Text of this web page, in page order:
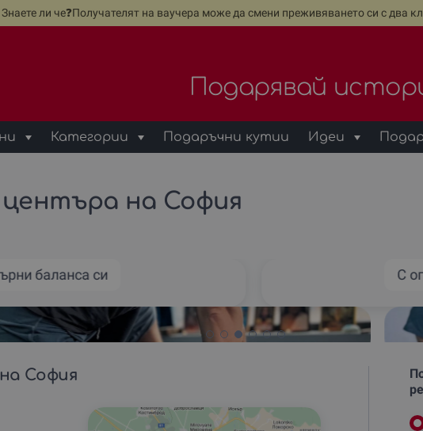
Знаете ли че❓Получателят на ваучера може да смени преживяването си с два
Подарявай
Категории Подаръчни кутии Идеи
на София
баланса си С
София